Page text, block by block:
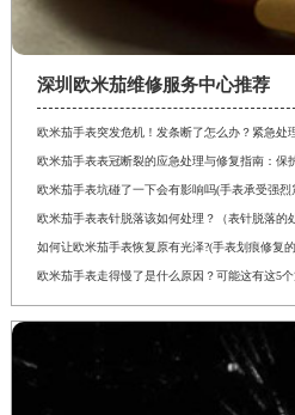
深圳欧米茄维修服务中心推荐
欧米茄手表突发危机！发条断了怎么办？紧急处
欧米茄手表表冠断裂的应急处理与修复指南：保
欧米茄手表坑碰了一下会有影响吗(手表承受强烈
欧米茄手表表针脱落该如何处理？（表针脱落的
如何让欧米茄手表恢复原有光泽?(手表划痕修复
欧米茄手表走得慢了是什么原因？可能这有这5